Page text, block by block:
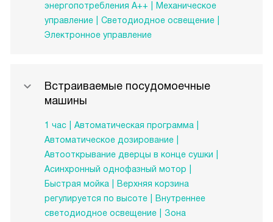
энергопотребления А++
Механическое
управление
Светодиодное освещение
Электронное управление
Встраиваемые посудомоечные
машины
1 час
Автоматическая программа
Автоматическое дозирование
Автооткрывание дверцы в конце сушки
Асинхронный однофазный мотор
Быстрая мойка
Верхняя корзина
регулируется по высоте
Внутреннее
светодиодное освещение
Зона